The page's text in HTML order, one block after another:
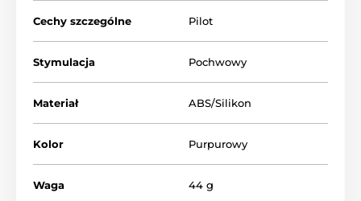
Cechy szczególne Pilot
Stymulacja Pochwowy
Materiał ABS/Silikon
Kolor Purpurowy
Waga 44 g